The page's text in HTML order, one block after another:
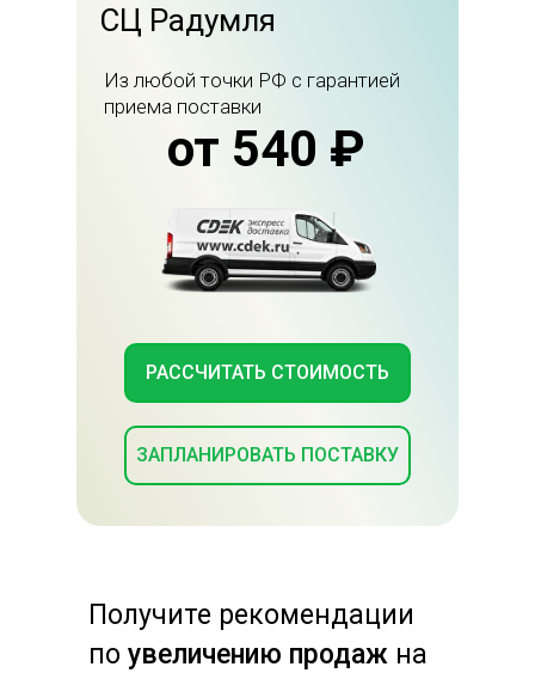
СЦ Радумля
Из любой точки РФ с гарантией
приема поставки
РАССЧИТАТЬ СТОИМОСТЬ
ЗАПЛАНИРОВАТЬ ПОСТАВКУ
от 540 ₽
Получите рекомендации
по увеличению продаж на